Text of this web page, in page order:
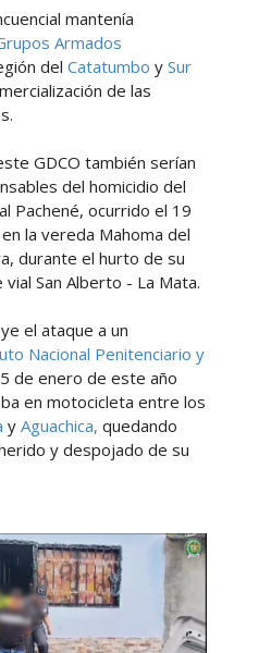
mantenía
Armados
del Catatumbo y Sur
de las
GDCO también serían
del homicidio del
Pachené, ocurrido el 19
la vereda Mahoma del
durante el hurto de su
San Alberto - La Mata.
el ataque a un
Nacional Penitenciario y
de enero de este año
en motocicleta entre los
y Aguachica, quedando
y despojado de su